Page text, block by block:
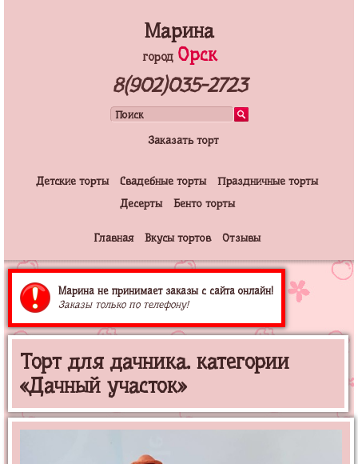
Марина
город Орск
8(902)035-2723
Заказать торт
Детские торты Свадебные торты
Праздничные торты
Десерты
Бенто торты
Главная Вкусы тортов Отзывы
Марина не принимает заказы с сайта онлайн!
Заказы только по телефону!
Торт для дачника. категории
«Дачный участок»